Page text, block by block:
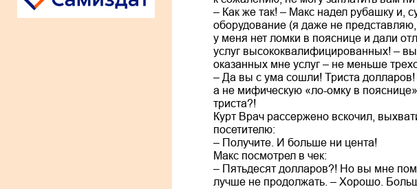
– Как же так! – Макс надел рубашку и,
оборудование (я даже не
у меня нет ломки в пояснице и дали
услуг высококвалифицированных! –
оказанных мне услуг – не меньше
– Да вы с ума сошли! Триста
а не мифическую «ло-омку в
триста?!
Курт Врач рассержено вскочил,
посетителю:
– Получите. И больше ни цента!
Макс посмотрел в чек:
– Пятьдесят долларов?! Но вы мне
лучше не продолжать. – Хорошо.